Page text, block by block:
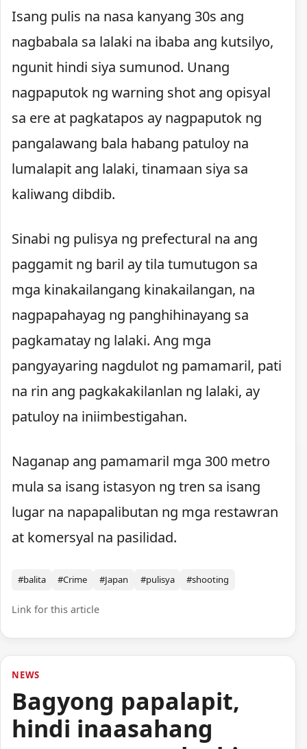
Isang pulis na nasa kanyang 30s ang
nagbabala sa lalaki na ibaba ang kutsilyo,
ngunit hindi siya sumunod. Unang
nagpaputok ng warning shot ang opisyal
sa ere at pagkatapos ay nagpaputok ng
pangalawang bala habang patuloy na
lumalapit ang lalaki, tinamaan siya sa
kaliwang dibdib.
Sinabi ng pulisya ng prefectural na ang
paggamit ng baril ay tila tumutugon sa
mga kinakailangang kinakailangan, na
nagpapahayag ng panghihinayang sa
pagkamatay ng lalaki. Ang mga
pangyayaring nagdulot ng pamamaril, pati
na rin ang pagkakakilanlan ng lalaki, ay
patuloy na iniimbestigahan.
Naganap ang pamamaril mga 300 metro
mula sa isang istasyon ng tren sa isang
lugar na napapalibutan ng mga restawran
at komersyal na pasilidad.
#balita #Crime #Japan #pulisya #shooting
Link for this article
NEWS
Bagyong papalapit,
hindi inaasahang